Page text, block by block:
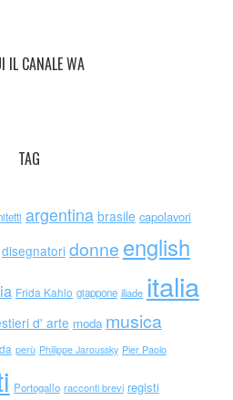
IL CANALE WA
TAG
argentina brasile capolavori
disegnatori donne english
Frida Kahlo giappone iliade italia
d' arte moda musica
perù Philippe Jaroussky Pier Paolo
Portogallo racconti brevi registi